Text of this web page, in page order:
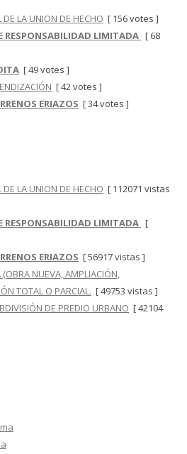
DE LA UNION DE HECHO [ 156 votes ]
RESPONSABILIDAD LIMITADA [ 68
[ 49 votes ]
[ 42 votes ]
ERIAZOS [ 34 votes ]
DE LA UNION DE HECHO [ 112071 vistas
RESPONSABILIDAD LIMITADA [
ERIAZOS [ 56917 vistas ]
(OBRA NUEVA, AMPLIACIÓN,
TOTAL O PARCIAL. [ 49753 vistas ]
DE PREDIO URBANO [ 42104